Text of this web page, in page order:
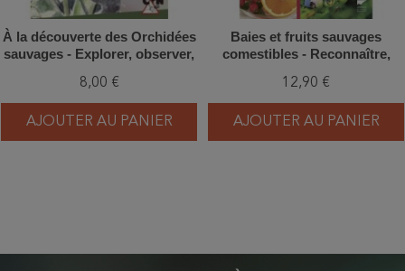
À la découverte des Orchidées
sauvages - Explorer, observer,
préserver
8,00 €
AJOUTER AU PANIER
Baies et fruits sauvages
comestibles - Reconnaître,
12,90 €
AJOUTER AU PANIER